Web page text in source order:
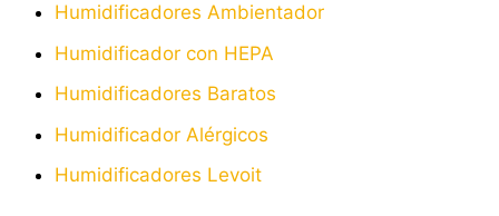
Humidificadores Ambientador
Humidificador con HEPA
Humidificadores Baratos
Humidificador Alérgicos
Humidificadores Levoit